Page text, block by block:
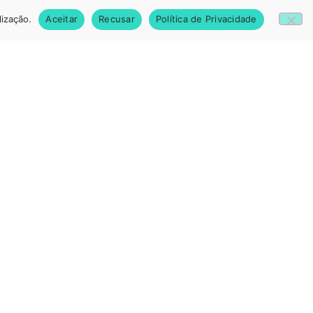
Aceitar Recusar Política de Privacidade